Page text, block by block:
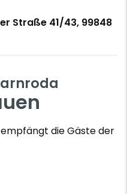
Straße 41/43, 99848
die Gäste der